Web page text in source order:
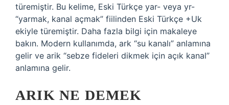
türemiştir. Bu kelime, Eski Türkçe yar- veya yr-
“yarmak, kanal açmak” fiilinden Eski Türkçe +Uk
ekiyle türemiştir. Daha fazla bilgi için makaleye
bakın. Modern kullanımda, ark “su kanalı” anlamına
gelir ve arik “sebze fideleri dikmek için açık kanal”
anlamına gelir.
ARIK NE DEMEK